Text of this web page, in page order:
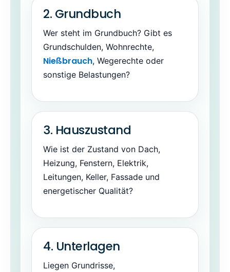
2. Grundbuch
Wer steht im Grundbuch? Gibt es
Grundschulden, Wohnrechte,
Nießbrauch, Wegerechte oder
sonstige Belastungen?
3. Hauszustand
Wie ist der Zustand von Dach,
Heizung, Fenstern, Elektrik,
Leitungen, Keller, Fassade und
energetischer Qualität?
4. Unterlagen
Liegen Grundrisse,